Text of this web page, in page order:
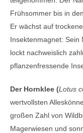
Frühsommer bis in
Er wächst auf
Insektenmagnet: Sein
lockt nachweislich
pflanzenfressende
Der Hornklee (Lotus
wertvollsten
großen Zahl von
Magerwiesen und